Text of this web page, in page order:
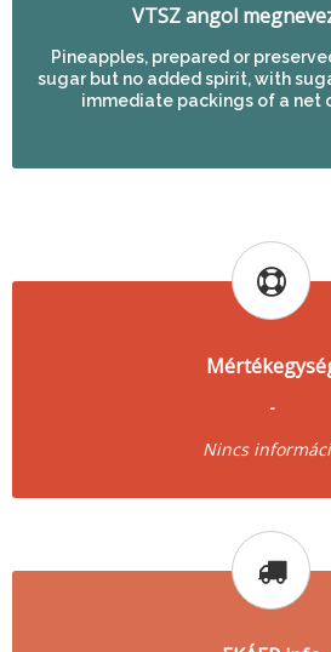
VTSZ angol
Pineapples, prepared or
sugar but no added spirit, with
immediate packings of a net
-
Nincs